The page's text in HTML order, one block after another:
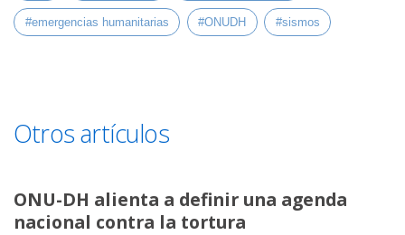
#emergencias humanitarias #ONUDH #sismos
Otros artículos
ONU-DH alienta a definir una agenda
nacional contra la tortura